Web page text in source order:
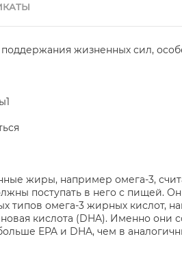
жизненных сил,
жиры, например омега-3,
поступать в него с пищей.
типов омега-3 жирных кислот,
кислота (DHA). Именно они
EPA и DHA, чем в